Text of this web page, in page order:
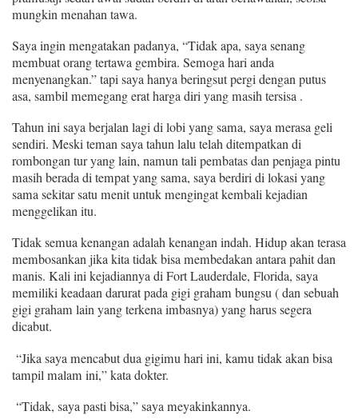
mungkin menahan tawa.
Saya ingin mengatakan padanya, “Tidak apa, saya senang
membuat orangtertawa gembira. Semoga hari anda
menyenangkan.” tapi saya hanya beringsut pergi dengan putus
asa, sambil memegang erat harga diri yang masih tersisa .
Tahun ini saya berjalan lagi di lobi yang sama, saya merasa geli
sendiri. Meski teman saya tahun lalu telah ditempatkan di
rombongan tur yang lain, namun tali pembatas dan penjaga pintu
masih berada ditempat yang sama, saya berdiri dilokasi yang
sama sekitar satu menit untuk mengingat kembali kejadian
menggelikan itu.
Tidak semua kenangan adalah kenangan indah. Hidup akan terasa
membosankan jika kita tidak bisa membedakan antara pahit dan
manis. Kali ini kejadiannya di Fort Lauderdale, Florida, saya
memiliki keadaan darurat pada gigi graham bungsu ( dan sebuah
gigi graham lain yang terkena imbasnya) yang harus segera
dicabut.
“Jika saya mencabut dua gigimu hari ini, kamu tidak akan bisa
tampil malam ini,”katadokter.
“Tidak, saya pasti bisa,” saya meyakinkannya.